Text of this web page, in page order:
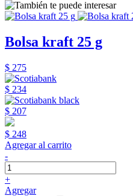
Bolsa kraft 25 g
$ 275
$ 234
$ 207
$ 248
Agregar al carrito
-
+
Agregar